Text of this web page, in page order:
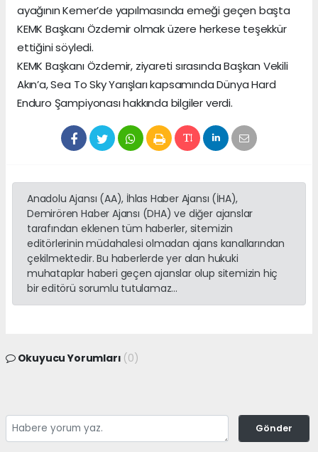
ayağının Kemer’de yapılmasında emeği geçen başta
KEMK Başkanı Özdemir olmak üzere herkese teşekkür
ettiğini söyledi.
KEMK Başkanı Özdemir, ziyareti sırasında Başkan Vekili
Akın’a, Sea To Sky Yarışları kapsamında Dünya Hard
Enduro Şampiyonası hakkında bilgiler verdi.
Anadolu Ajansı (AA), İhlas Haber Ajansı (İHA),
Demirören Haber Ajansı (DHA) ve diğer ajanslar
tarafından eklenen tüm haberler, sitemizin
editörlerinin müdahalesi olmadan ajans kanallarından
çekilmektedir. Bu haberlerde yer alan hukuki
muhataplar haberi geçen ajanslar olup sitemizin hiç
bir editörü sorumlu tutulamaz...
Okuyucu Yorumları (0)
Gönder